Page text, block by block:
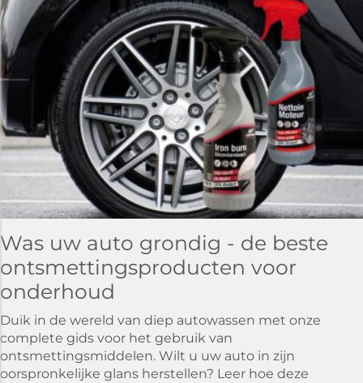
Was uw auto grondig - de beste
ontsmettingsproducten voor
onderhoud
Duik in de wereld van diep autowassen met onze
complete gids voor het gebruik van
ontsmettingsmiddelen. Wilt u uw auto in zijn
oorspronkelijke glans herstellen? Leer hoe deze